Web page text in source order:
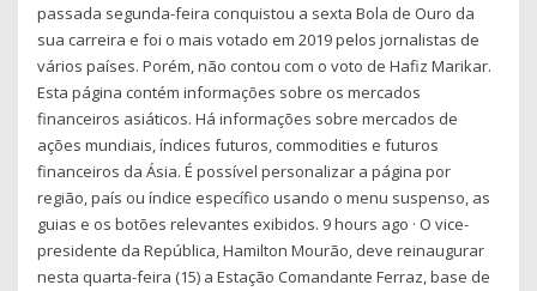
passada segunda-feira conquistou a sexta Bola de Ouro da
sua carreira e foi o mais votado em 2019 pelos jornalistas de
vários países. Porém, não contou com o voto de Hafiz Marikar.
Esta página contém informações sobre os mercados
financeiros asiáticos. Há informações sobre mercados de
ações mundiais, índices futuros, commodities e futuros
financeiros da Ásia. É possível personalizar a página por
região, país ou índice específico usando o menu suspenso, as
guias e os botões relevantes exibidos. 9 hours ago · O vice-
presidente da República, Hamilton Mourão, deve reinaugurar
nesta quarta-feira (15) a Estação Comandante Ferraz, base de